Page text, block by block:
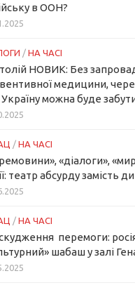
в ООН?
/ НА ЧАСІ
НОВИК: Без
медицини,
можна буде
/ НА ЧАСІ
«діалоги»,
театр абсурду замість
/ НА ЧАСІ
перемоги:
шабаш у залі